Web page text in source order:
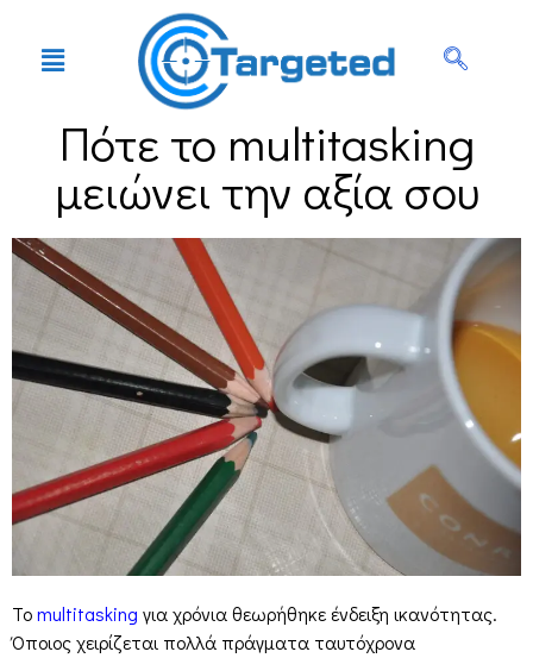
Πότε το multitasking
μειώνει την αξία σου
Τοmultitasking για χρόνια θεωρήθηκε ένδειξη ικανότητας.
Όποιος χειρίζεται πολλά πράγματα ταυτόχρονα